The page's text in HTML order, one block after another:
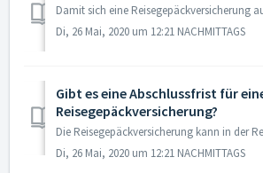
Di, 26 Mai, 2020 um 12:21 NACHMITTAGS
Gibt es eine Abschlussfrist für
Reisegepäckversicherung?
Di, 26 Mai, 2020 um 12:21 NACHMITTAGS